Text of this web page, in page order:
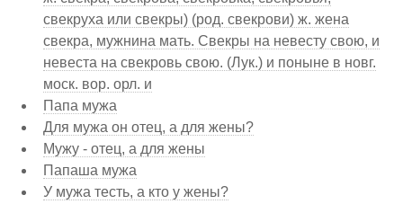
свекруха или свекры) (род. свекрови) ж. жена
свекра, мужнина мать. Свекры на невесту свою, и
невеста на свекровь свою. (Лук.) и поныне в новг.
моск. вор. орл. и
Папа мужа
Для мужа он отец, а для жены?
Мужу - отец, а для жены
Папаша мужа
У мужа тесть, а кто у жены?